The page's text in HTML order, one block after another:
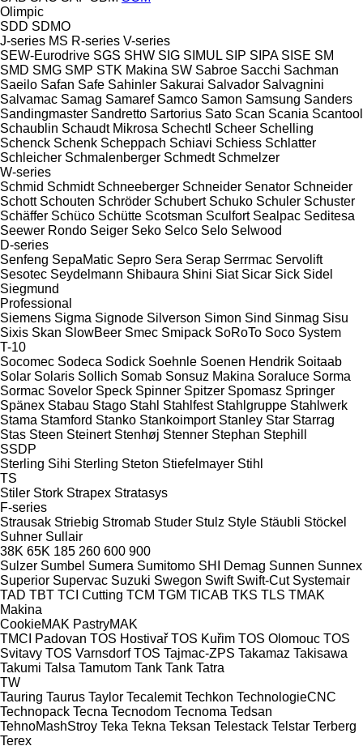
Olimpic
SDD SDMO
J-series MS R-series V-series
SEW-Eurodrive SGS SHW SIG SIMUL SIP SIPA SISE SM
SMD SMG SMP STK Makina SW Sabroe Sacchi Sachman
Saeilo Safan Safe Sahinler Sakurai Salvador Salvagnini
Salvamac Samag Samaref Samco Samon Samsung Sanders
Sandingmaster Sandretto Sartorius Sato Scan Scania Scantool
Schaublin Schaudt Mikrosa Schechtl Scheer Schelling
Schenck Schenk Scheppach Schiavi Schiess Schlatter
Schleicher Schmalenberger Schmedt Schmelzer
W-series
Schmid Schmidt Schneeberger Schneider Senator Schneider
Schott Schouten Schröder Schubert Schuko Schuler Schuster
Schäffer Schüco Schütte Scotsman Sculfort Sealpac Seditesa
Seewer Rondo Seiger Seko Selco Selo Selwood
D-series
Senfeng SepaMatic Sepro Sera Serap Serrmac Servolift
Sesotec Seydelmann Shibaura Shini Siat Sicar Sick Sidel
Siegmund
Professional
Siemens Sigma Signode Silverson Simon Sind Sinmag Sisu
Sixis Skan SlowBeer Smec Smipack SoRoTo Soco System
T-10
Socomec Sodeca Sodick Soehnle Soenen Hendrik Soitaab
Solar Solaris Sollich Somab Sonsuz Makina Soraluce Sorma
Sormac Sovelor Speck Spinner Spitzer Spomasz Springer
Spänex Stabau Stago Stahl Stahlfest Stahlgruppe Stahlwerk
Stama Stamford Stanko Stankoimport Stanley Star Starrag
Stas Steen Steinert Stenhøj Stenner Stephan Stephill
SSDP
Sterling Sihi Sterling Steton Stiefelmayer Stihl
TS
Stiler Stork Strapex Stratasys
F-series
Strausak Striebig Stromab Studer Stulz Style Stäubli Stöckel
Suhner Sullair
38K 65K 185 260 600 900
Sulzer Sumbel Sumera Sumitomo SHI Demag Sunnen Sunnex
Superior Supervac Suzuki Swegon Swift Swift-Cut Systemair
TAD TBT TCI Cutting TCM TGM TICAB TKS TLS TMAK
Makina
CookieMAK PastryMAK
TMCI Padovan TOS Hostivař TOS Kuřim TOS Olomouc TOS
Svitavy TOS Varnsdorf TOS Tajmac-ZPS Takamaz Takisawa
Takumi Talsa Tamutom Tank Tank Tatra
TW
Tauring Taurus Taylor Tecalemit Techkon TechnologieCNC
Technopack Tecna Tecnodom Tecnoma Tedsan
TehnoMashStroy Teka Tekna Teksan Telestack Telstar Terberg
Terex